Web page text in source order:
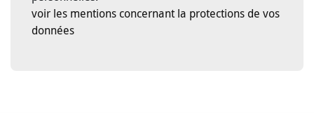
voir les mentions concernant la protections de vos
données